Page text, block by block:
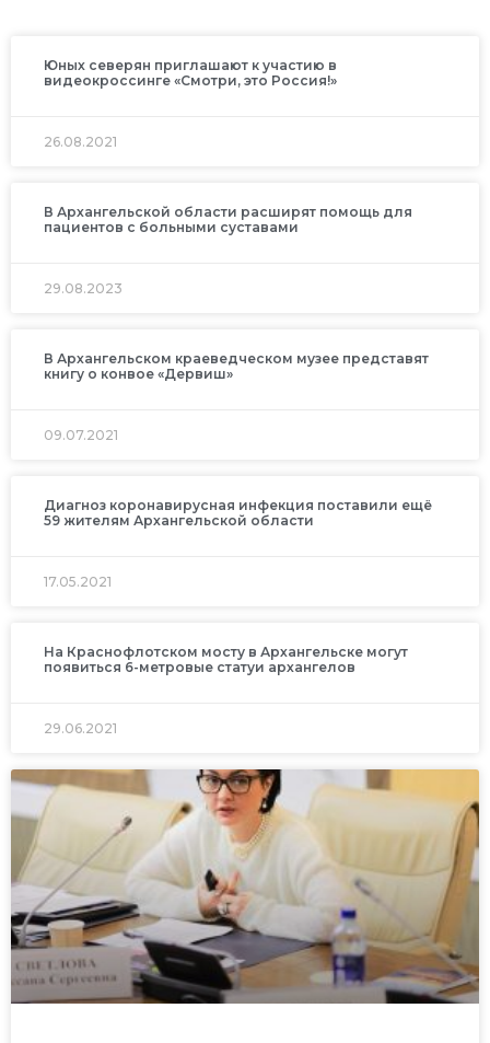
Юных северян приглашают к участию в
видеокроссинге «Смотри, это Россия!»
26.08.2021
В Архангельской области расширят помощь для
пациентов с больными суставами
29.08.2023
В Архангельском краеведческом музее представят
книгу о конвое «Дервиш»
09.07.2021
Диагноз коронавирусная инфекция поставили ещё
59 жителям Архангельской области
17.05.2021
На Краснофлотском мосту в Архангельске могут
появиться 6-метровые статуи архангелов
29.06.2021